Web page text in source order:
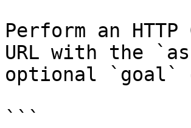
Perform an
URL with the
optional `goal`
```